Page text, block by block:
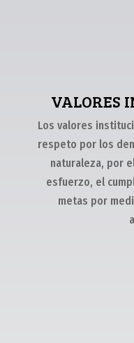
VALORES
Los valores
respeto por los
naturaleza, por
esfuerzo, el
metas por